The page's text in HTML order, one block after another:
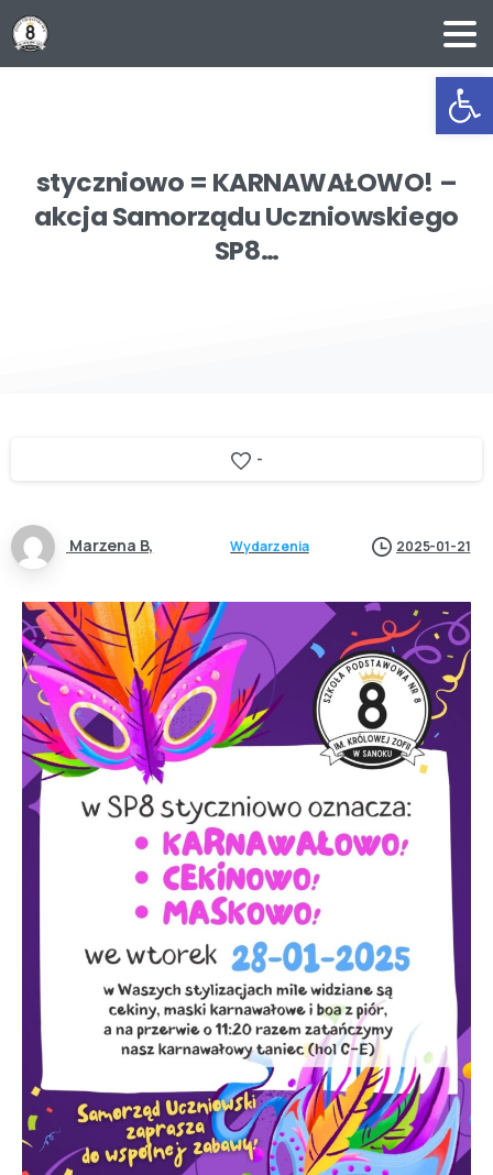
styczniowo = KARNAWAŁOWO! –
akcjaSamorząduUczniowskiego
SP8…
-
Marzena B, Wydarzenia 2025-01-21